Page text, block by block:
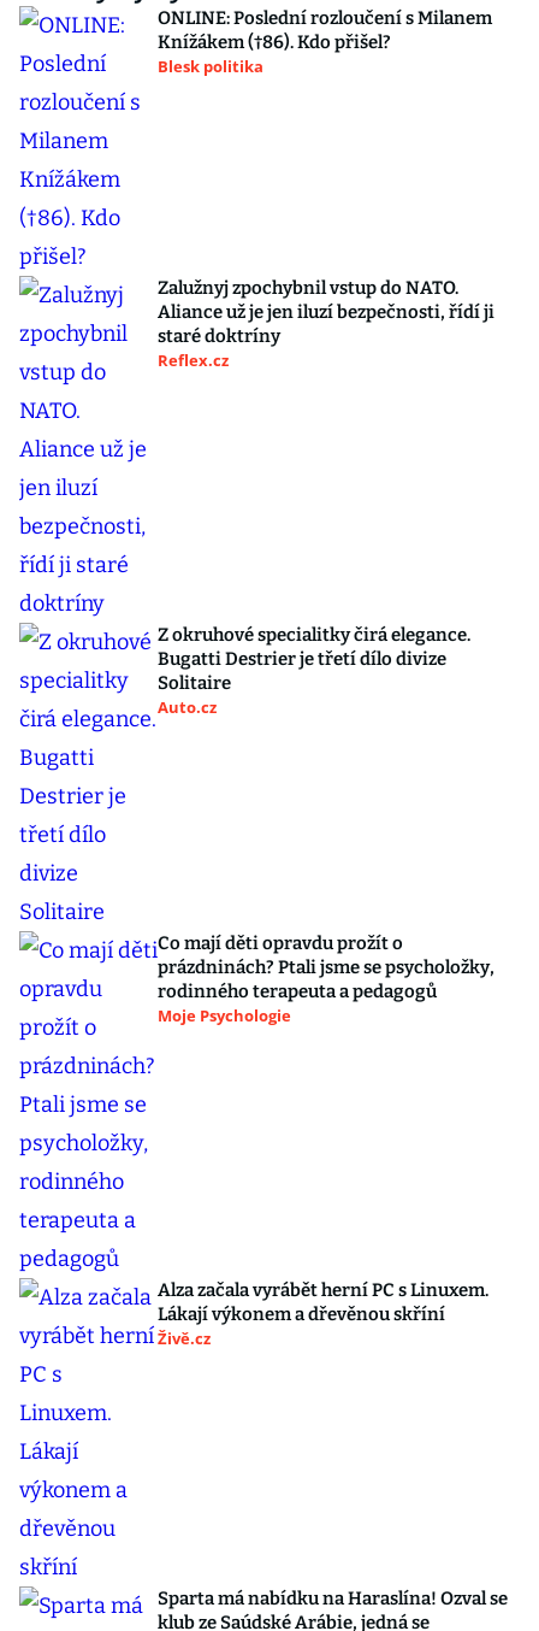
ONLINE: Poslední rozloučení s Milanem
Knížákem (†86). Kdo přišel?
Blesk politika
Zalužnyj zpochybnil vstup do NATO.
Aliance už je jen iluzí bezpečnosti, řídí ji
staré doktríny
Reflex.cz
Z okruhové specialitky čirá elegance.
Bugatti Destrier je třetí dílo divize
Solitaire
Auto.cz
Co mají děti opravdu prožít o
prázdninách? Ptali jsme se psycholožky,
rodinného terapeuta a pedagogů
Moje Psychologie
Alza začala vyrábět herní PC s Linuxem.
Lákají výkonem a dřevěnou skříní
Živě.cz
Sparta má nabídku na Haraslína! Ozval se
klub ze Saúdské Arábie, jedná se